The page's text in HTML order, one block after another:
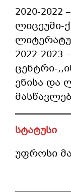
2020-
ლიცეუმი-
2022-2023
ცენტრი-
ენისა და
სტატუსი
უფროსი